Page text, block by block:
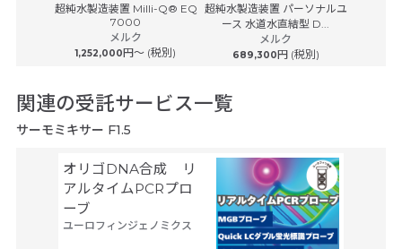
超純水製造装置 Milli-Q® EQ
7000
メルク
1,252,000円〜 (税別)
超純水製造装置 パーソナルユ
ース 水道水直結型 D...
メルク
689,300円 (税別)
関連の受託サービス一覧
サーモミキサー F1.5
オリゴDNA合成 リ
アルタイムPCRプロ
ーブ
ユーロフィンジェノミクス